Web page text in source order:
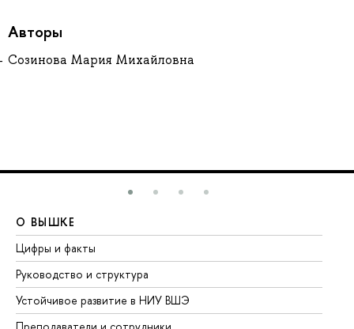
Авторы
Созинова Мария Михайловна
О ВЫШКЕ
Цифры и факты
Руководство и структура
Устойчивое развитие в НИУ ВШЭ
Преподаватели и сотрудники